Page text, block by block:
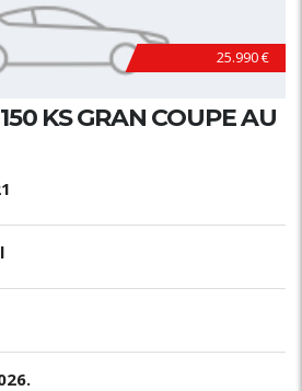
25.990 €
KS GRAN COUPE AU